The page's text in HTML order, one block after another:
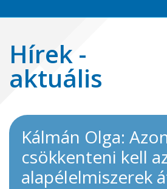
Hírek -
aktuális
Kálmán Olga:
csökkenteni kell
alapélelmiszerek